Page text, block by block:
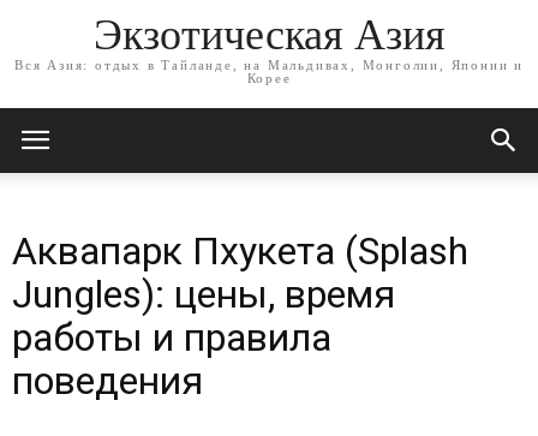
Экзотическая Азия
Вся Азия: отдых в Тайланде, на Мальдивах, Монголии, Японии и
Корее
Аквапарк Пхукета (Splash
Jungles): цены, время
работы и правила
поведения